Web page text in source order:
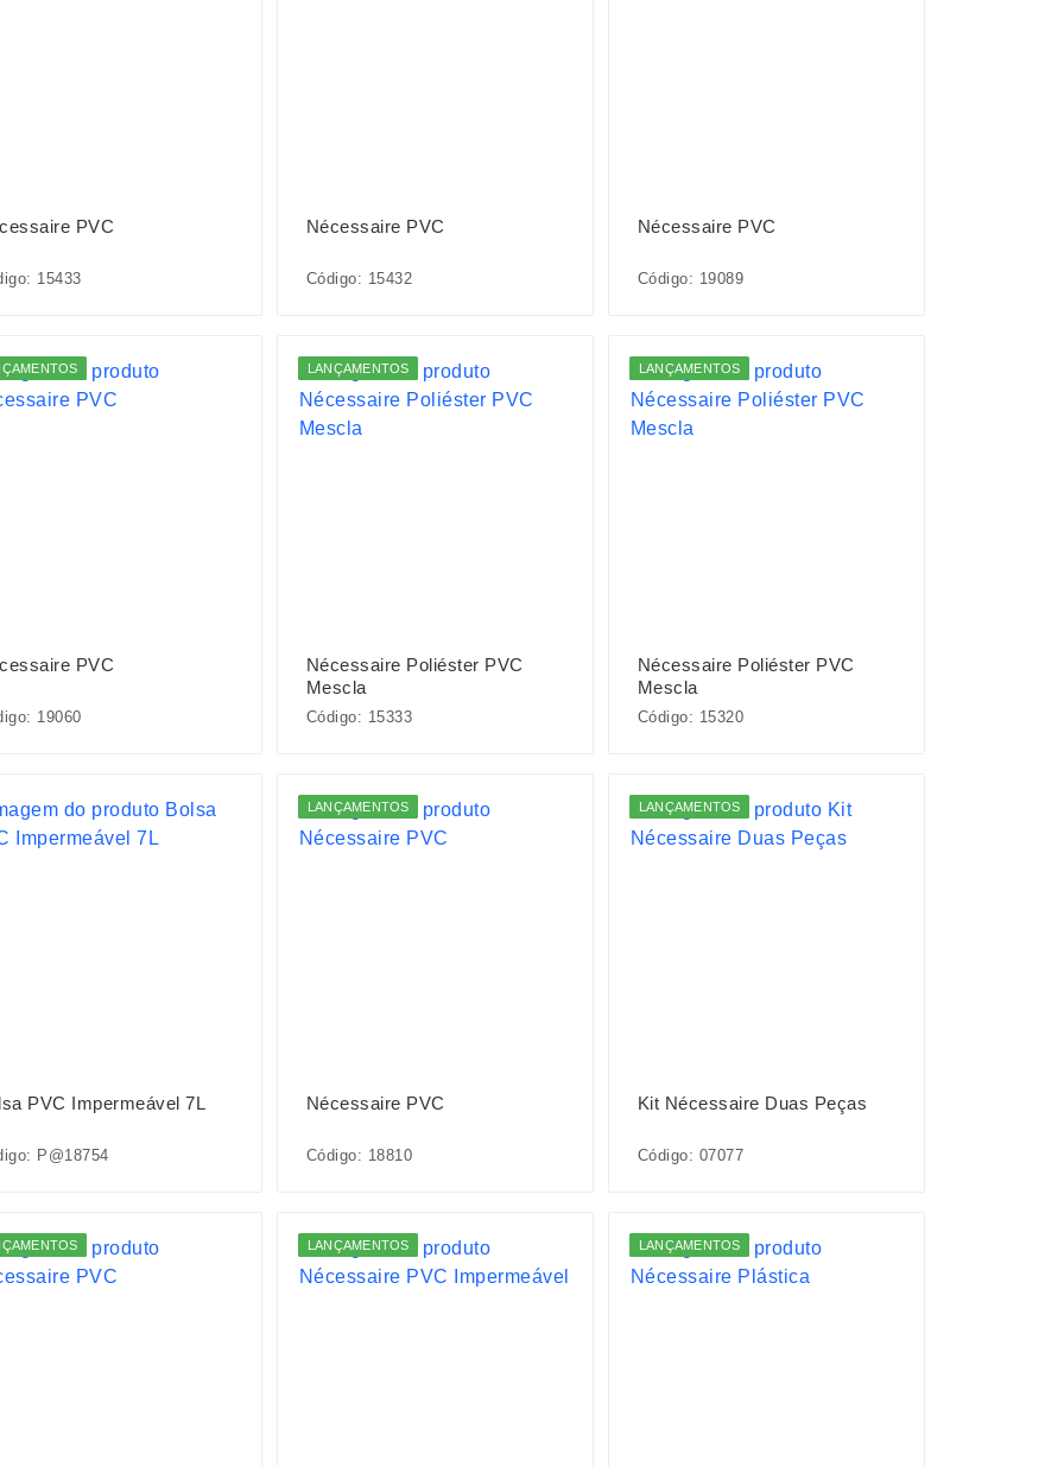
PVC
15433
Nécessaire PVC
Código: 15432
Nécessaire PVC
Código: 19089
PVC
19060
LANÇAMENTOS
Nécessaire Poliéster PVC
Mescla
Código: 15333
LANÇAMENTOS
Nécessaire Poliéster PVC
Mescla
Código: 15320
PVC Impermeável 7L
P@18754
LANÇAMENTOS
Nécessaire PVC
Código: 18810
LANÇAMENTOS
Kit Nécessaire Duas Peças
Código: 07077
LANÇAMENTOS LANÇAMENTOS